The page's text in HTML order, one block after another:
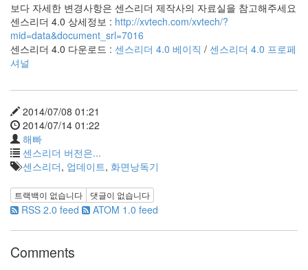
보다 자세한 변경사항은 센스리더 제작사의 자료실을 참고해주세요
센스리더 4.0 상세정보 : http://xvtech.com/xvtech/?
mid=data&document_srl=7016
센스리더 4.0 다운로드 : 센스리더 4.0 베이직 / 센스리더 4.0 프로페
셔널
2014/07/08 01:21
2014/07/14 01:22
해빠
센스리더 버전은...
센스리더, 업데이트, 화면낭독기
트랙백이 없습니다 댓글이 없습니다
RSS 2.0 feed ATOM 1.0 feed
Comments
컴
퓨
터
를
사
하
면
서
느
낀
점
을
나
누
고
스
린